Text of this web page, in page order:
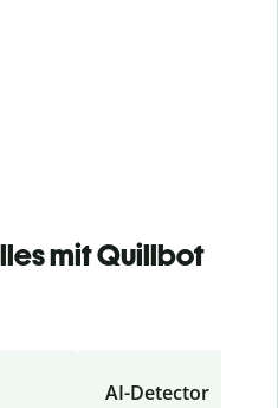
mit Quillbot
AI-Detector